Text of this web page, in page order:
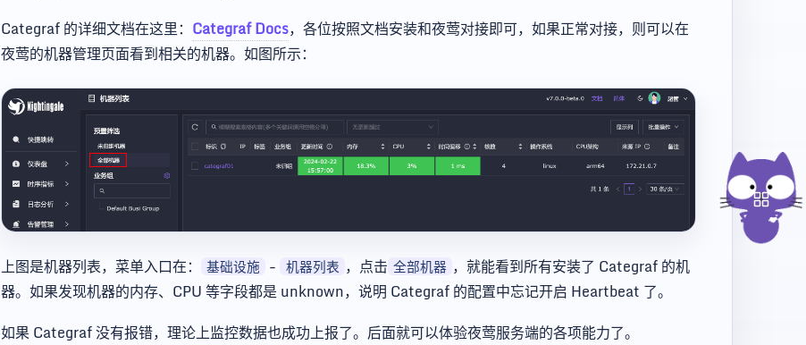
Categraf 的详细文档在这里： Categraf Docs，各位按照文档安装和夜莺对接即可，如果正常对接，则可以在
夜莺的机器管理页面看到相关的机器。如图所示：
上图是机器列表，菜单入口在： 基础设施 - 机器列表 ，点击 全部机器 ，就能看到所有安装了 Categraf 的机
器。如果发现机器的内存、CPU 等字段都是 unknown，说明 Categraf 的配置中忘记开启 Heartbeat 了。
如果 Categraf 没有报错，理论上监控数据也成功上报了。后面就可以体验夜莺服务端的各项能力了。